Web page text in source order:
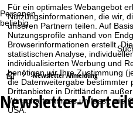
Für ein optimales Webangebot
Nutzungsinformationen, die wir,
unseren Partnern teilen. Auf
Nutzungsprofile anhand von
Browserinformationen erstellt.
statistischen Analyse,
individualisierten Werbung und
benötigen wir Ihre Zustimmung
die Datenweitergabe bestimmter
Drittanbieter in Drittländern
Wirtschaftsraumes umfasst, wie
USA.
Personen
beliebig
S
t
Newsletter Anmeldung
Newsletter-